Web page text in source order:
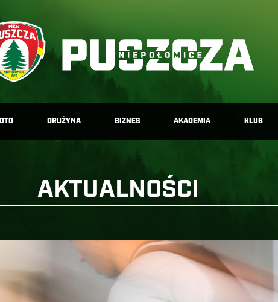
DRUŻYNA BIZNES AKADEMIA KLUB
AKTUALNOŚCI